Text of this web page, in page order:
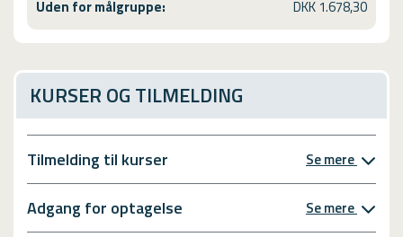
Uden for målgruppe: DKK 1.678,30
KURSER OG TILMELDING
Tilmelding til kurser Se mere
Adgang for optagelse Se mere